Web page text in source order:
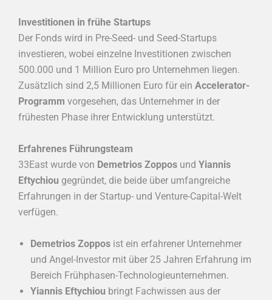
Investitionen in frühe Startups
Der Fonds wird in Pre-Seed- und Seed-Startups
investieren, wobei einzelne Investitionen zwischen
500.000 und 1 Million Euro pro Unternehmen liegen.
Zusätzlich sind 2,5 Millionen Euro für ein Accelerator-
Programm vorgesehen, das Unternehmer in der
frühesten Phase ihrer Entwicklung unterstützt.
Erfahrenes Führungsteam
33East wurde von Demetrios Zoppos und Yiannis
Eftychiou gegründet, die beide über umfangreiche
Erfahrungen in der Startup- und Venture-Capital-Welt
verfügen.
Demetrios Zoppos ist ein erfahrener Unternehmer
und Angel-Investor mit über 25 Jahren Erfahrung im
Bereich Frühphasen-Technologieunternehmen.
Yiannis Eftychiou bringt Fachwissen aus der